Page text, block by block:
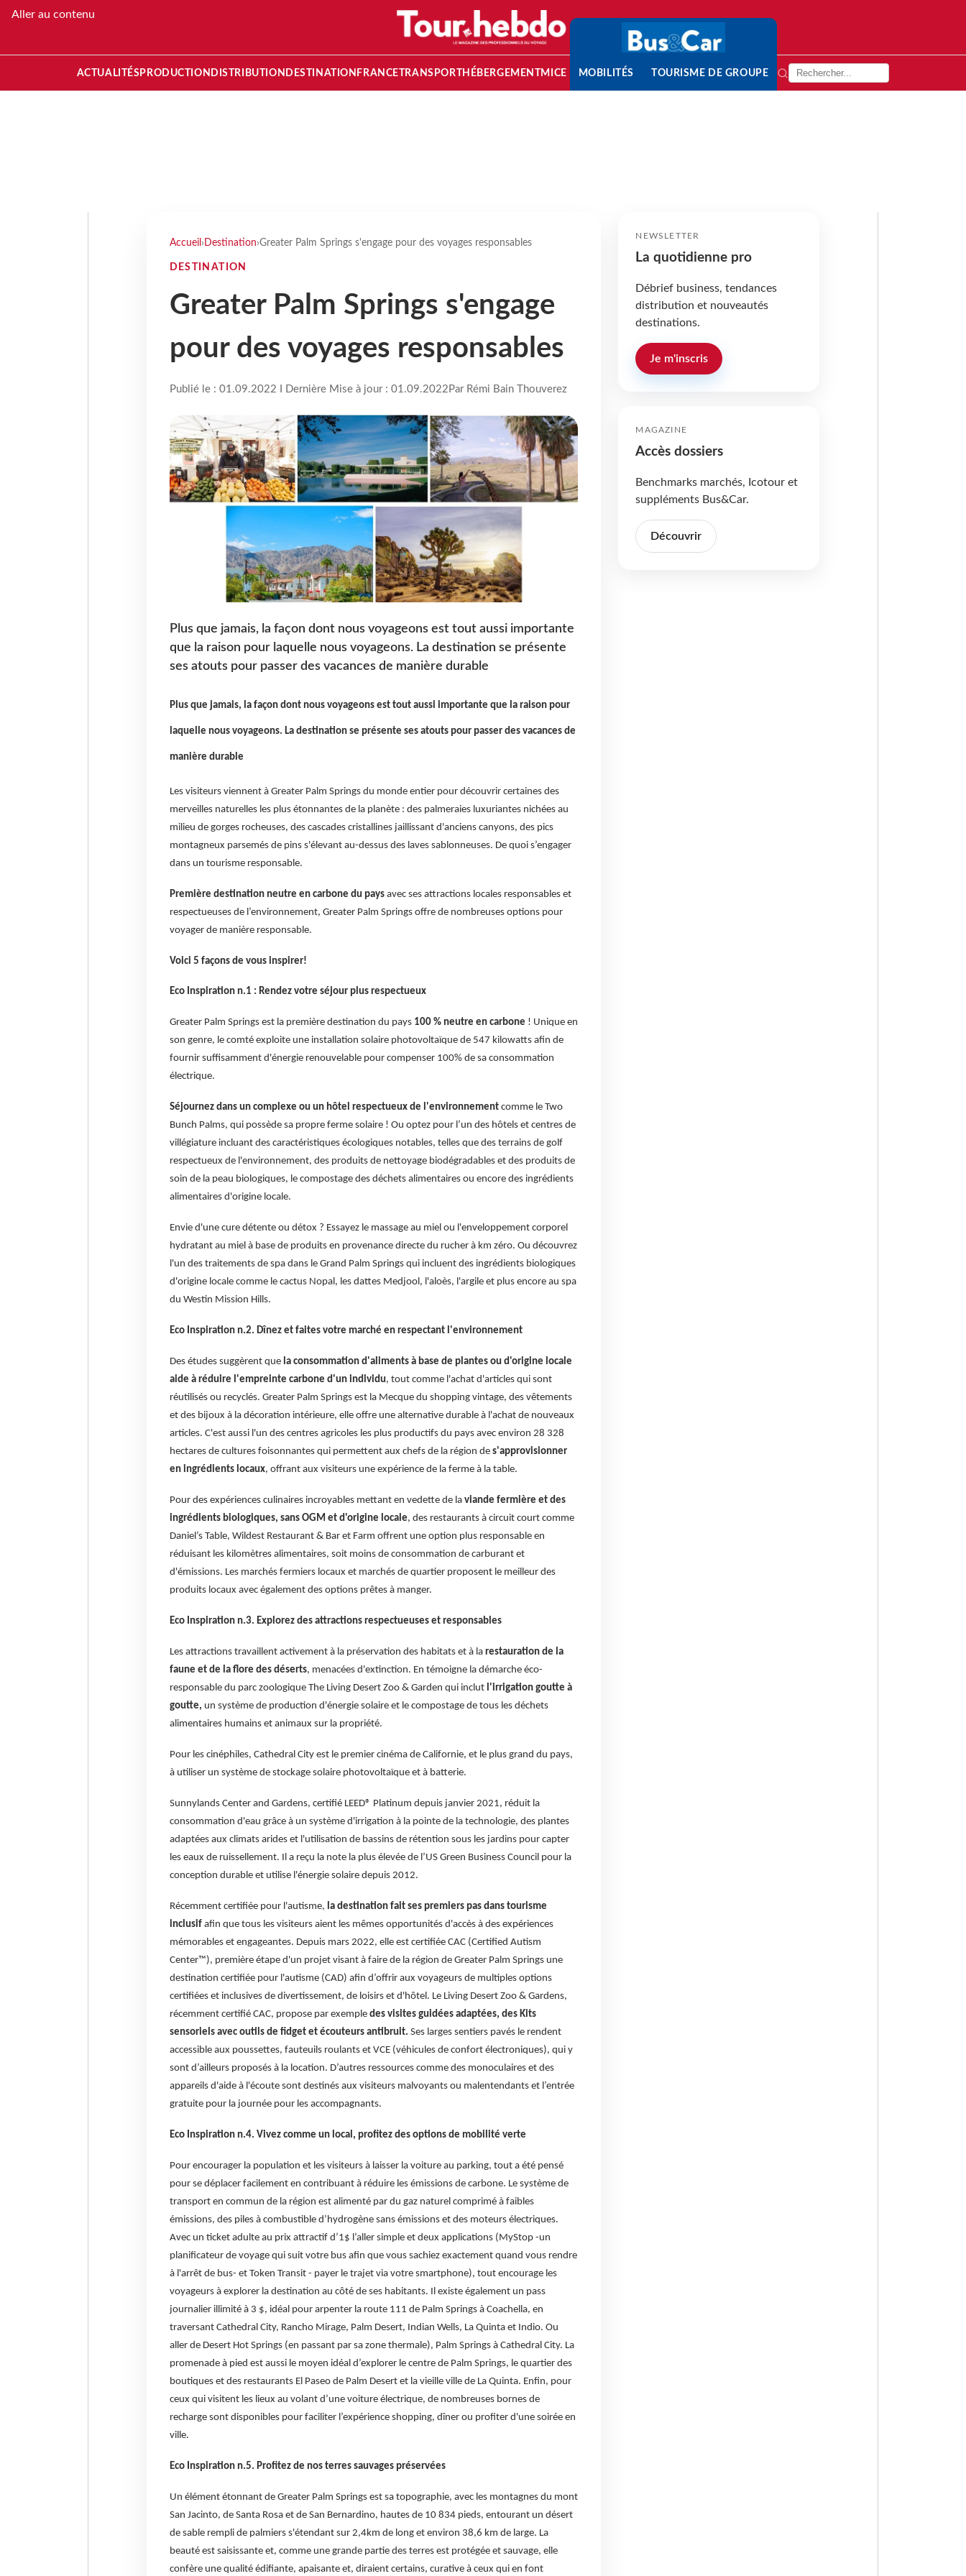
Aller au contenu
ACTUALITÉS PRODUCTION DISTRIBUTION DESTINATION FRANCETRANSPORT HÉBERGEMENTMICE MOBILITÉS TOURISME DE GROUPE
Accueil › Destination›Greater Palm Springs s'engage pour des voyages responsables
DESTINATION
Greater Palm Springs s'engage
pour des voyages responsables
Publié le : 01.09.2022 I Dernière Mise à jour : 01.09.2022 Par Rémi Bain Thouverez
Plus que jamais, la façon dont nous voyageons est tout aussi importante
que la raison pour laquelle nous voyageons. La destination se présente
ses atouts pour passer des vacances de manière durable
Plus que jamais, la façon dont nous voyageons est tout aussi importante que la raison pour
laquelle nous voyageons. La destination se présente ses atouts pour passer des vacances de
manière durable
Les visiteurs viennent à Greater Palm Springs du monde entier pour découvrir certaines des
merveilles naturelles les plus étonnantes de la planète : des palmeraies luxuriantes nichées au
milieu de gorges rocheuses, des cascades cristallines jaillissant d'anciens canyons, des pics
montagneux parsemés de pins s'élevant au-dessus des laves sablonneuses. De quoi s’engager
dans un tourisme responsable.
Première destination neutre en carbone du pays avec ses attractions locales responsables et
respectueuses de l’environnement, Greater Palm Springs offre de nombreuses options pour
voyager de manière responsable.
Voici 5 façons de vous inspirer!
Eco Inspiration n.1 : Rendez votre séjour plus respectueux
Greater Palm Springs est la première destination du pays 100 % neutre en carbone ! Unique en
son genre, le comté exploite une installation solaire photovoltaïque de 547 kilowatts afin de
fournir suffisamment d'énergie renouvelable pour compenser 100% de sa consommation
électrique.
Séjournez dans un complexe ou un hôtel respectueux de l'environnementcomme le Two
Bunch Palms, qui possède sa propre ferme solaire ! Ou optez pour l’un des hôtels et centres de
villégiature incluant des caractéristiques écologiques notables, telles que des terrains de golf
respectueux de l'environnement, des produits de nettoyage biodégradables et des produits de
soin de la peau biologiques, le compostage des déchets alimentaires ou encore des ingrédients
alimentaires d'origine locale.
Envie d'une cure détente ou détox ? Essayez le massage au miel ou l'enveloppement corporel
hydratant au miel à base de produits en provenance directe du rucher à km zéro. Ou découvrez
l'un des traitements de spa dans le Grand Palm Springs qui incluent des ingrédients biologiques
d'origine locale comme le cactus Nopal, les dattes Medjool, l'aloès, l'argile et plus encore au spa
du Westin Mission Hills.
Eco Inspiration n.2. Dînez et faites votre marché en respectant l'environnement
Des études suggèrent que la consommation d'aliments à base de plantes ou d'origine locale
aide à réduire l'empreinte carbone d'un individu, tout comme l'achat d'articles qui sont
réutilisés ou recyclés. Greater Palm Springs est la Mecque du shopping vintage, des vêtements
et des bijoux à la décoration intérieure, elle offre une alternative durable à l'achat de nouveaux
articles. C'est aussi l'un des centres agricoles les plus productifs du pays avec environ 28 328
hectares de cultures foisonnantes qui permettent aux chefs de la région de s'approvisionner
en ingrédients locaux, offrant aux visiteurs une expérience de la ferme à la table.
Pour des expériences culinaires incroyables mettant en vedette de la viande fermière et des
ingrédients biologiques, sans OGM et d'origine locale, des restaurants à circuit court comme
Daniel’s Table, Wildest Restaurant & Bar et Farm offrent une option plus responsable en
réduisant les kilomètres alimentaires, soit moins de consommation de carburant et
d'émissions. Les marchés fermiers locaux et marchés de quartier proposent le meilleur des
produits locaux avec également des options prêtes à manger.
Eco Inspiration n.3. Explorez des attractions respectueuses et responsables
Les attractions travaillent activement à la préservation des habitats et à la restauration de la
faune et de la flore des déserts, menacées d'extinction. En témoigne la démarche éco-
responsable du parc zoologique The Living Desert Zoo & Garden qui inclut l'irrigation goutte à
goutte, un système de production d'énergie solaire et le compostage de tous les déchets
alimentaires humains et animaux sur la propriété.
Pour les cinéphiles, Cathedral City est le premier cinéma de Californie, et le plus grand du pays,
à utiliser un système de stockage solaire photovoltaïque et à batterie.
Sunnylands Center and Gardens, certifié LEED® Platinum depuis janvier 2021, réduit la
consommation d'eau grâce à un système d'irrigation à la pointe de la technologie, des plantes
adaptées aux climats arides et l'utilisation de bassins de rétention sous les jardins pour capter
les eaux de ruissellement. Il a reçu la note la plus élevée de l’US Green Business Council pour la
conception durable et utilise l'énergie solaire depuis 2012.
Récemment certifiée pour l'autisme, la destination fait ses premiers pas dans tourisme
inclusifafin que tous les visiteurs aient les mêmes opportunités d'accès à des expériences
mémorables et engageantes. Depuis mars 2022, elle est certifiée CAC (Certified Autism
Center™), première étape d'un projet visant à faire de la région de Greater Palm Springs une
destination certifiée pour l'autisme (CAD) afin d’offrir aux voyageurs de multiples options
certifiées et inclusives de divertissement, de loisirs et d'hôtel. Le Living Desert Zoo & Gardens,
récemment certifié CAC, propose par exemple des visites guidées adaptées, des Kits
sensoriels avec outils de fidget et écouteurs antibruit. Ses larges sentiers pavés le rendent
accessible aux poussettes, fauteuils roulants et VCE (véhicules de confort électroniques), qui y
sont d’ailleurs proposés à la location. D’autres ressources comme des monoculaires et des
appareils d'aide à l'écoute sont destinés aux visiteurs malvoyants ou malentendants et l’entrée
gratuite pour la journée pour les accompagnants.
Eco Inspiration n.4. Vivez comme un local, profitez des options de mobilité verte
Pour encourager la population et les visiteurs à laisser la voiture au parking, tout a été pensé
pour se déplacer facilement en contribuant à réduire les émissions de carbone. Le système de
transport en commun de la région est alimenté par du gaz naturel comprimé à faibles
émissions, des piles à combustible d’hydrogène sans émissions et des moteurs électriques.
Avec un ticket adulte au prix attractif d’1$ l’aller simple et deux applications (MyStop -un
planificateur de voyage qui suit votre bus afin que vous sachiez exactement quand vous rendre
à l'arrêt de bus- et Token Transit - payer le trajet via votre smartphone), tout encourage les
voyageurs à explorer la destination au côté de ses habitants. Il existe également un pass
journalier illimité à 3 $, idéal pour arpenter la route 111 de Palm Springs à Coachella, en
traversant Cathedral City, Rancho Mirage, Palm Desert, Indian Wells, La Quinta et Indio. Ou
aller de Desert Hot Springs (en passant par sa zone thermale), Palm Springs à Cathedral City. La
promenade à pied est aussi le moyen idéal d’explorer le centre de Palm Springs, le quartier des
boutiques et des restaurants El Paseo de Palm Desert et la vieille ville de La Quinta. Enfin, pour
ceux qui visitent les lieux au volant d’une voiture électrique, de nombreuses bornes de
recharge sont disponibles pour faciliter l’expérience shopping, dîner ou profiter d'une soirée en
ville.
Eco Inspiration n.5. Profitez de nos terres sauvages préservées
Un élément étonnant de Greater Palm Springs est sa topographie, avec les montagnes du mont
San Jacinto, de Santa Rosa et de San Bernardino, hautes de 10 834 pieds, entourant un désert
de sable rempli de palmiers s'étendant sur 2,4km de long et environ 38,6 km de large. La
beauté est saisissante et, comme une grande partie des terres est protégée et sauvage, elle
confère une qualité édifiante, apaisante et, diraient certains, curative à ceux qui en font
NEWSLETTER
La quotidienne pro
Débrief business, tendances
distribution et nouveautés
destinations.
Je m'inscris
MAGAZINE
Accès dossiers
Benchmarks marchés, Icotour et
suppléments Bus&Car.
Découvrir